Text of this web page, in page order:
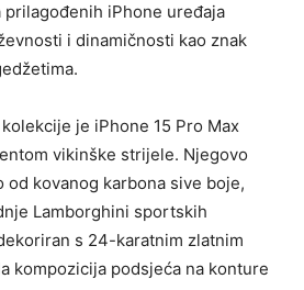
iPhone uređaja
i dinamičnosti kao znak
je iPhone 15 Pro Max
vikinške strijele. Njegovo
od kovanog karbona sive boje,
Lamborghini sportskih
s 24-karatnim zlatnim
kompozicija podsjeća na konture